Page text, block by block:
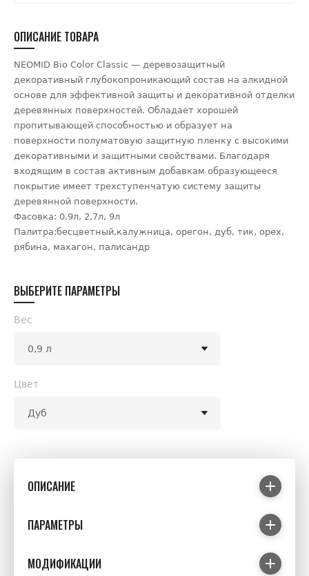
ОПИСАНИЕ ТОВАРА
NEOMID Bio Color Classic — деревозащитный
декоративный глубокопроникающий состав на алкидной
основе для эффективной защиты и декоративной отделки
деревянных поверхностей. Обладает хорошей
пропитывающей способностью и образует на
поверхности полуматовую защитную пленку с высокими
декоративными и защитными свойствами. Благодаря
входящим в состав активным добавкам образующееся
покрытие имеет трехступенчатую систему защиты
деревянной поверхности.
Фасовка: 0,9л, 2,7л, 9л
Палитра:бесцветный,калужница, орегон, дуб, тик, орех,
рябина, махагон, палисандр
ВЫБЕРИТЕ ПАРАМЕТРЫ
Вес
Цвет
ОПИСАНИЕ
ПАРАМЕТРЫ
МОДИФИКАЦИИ